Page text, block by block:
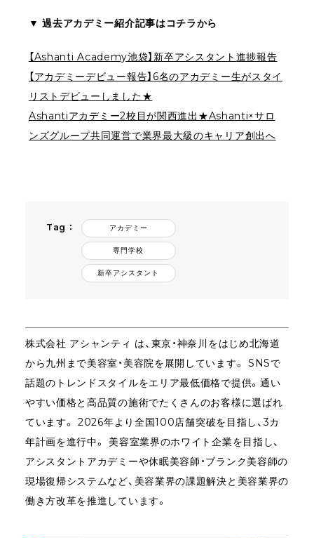
▼ 過去アカデミー紹介記事はコチラから
【Ashanti Academy池袋】新卒アシスタント進捗報告
【アカデミーデビュー報告】6名のアカデミー生がスタイ
リストデビューしました★
Ashantiアカデミー2校目が関西進出★Ashanti×サロ
ンズグループ共同運営で業界最大級のキャリア創出へ
Tag ： アカデミー
専門学校
新卒アシスタント
株式会社 アシャンティ は、東京・神奈川をはじめ北海道
から九州まで美容室・美容院を展開しています。 SNSで
話題のトレンドスタイルをエリア最低価格で提供。通い
やすい価格と高品質の施術でたくさんのお客様に選ばれ
ています。 2026年より全国100店舗突破を目指し、3カ
年計画を進行中。 美容室業界のホワイト企業を目指し、
アシスタントアカデミーや休眠美容師・ブランク美容師の
現場復帰システムなど、美容業界の課題解決と美容業界の
働き方改革を推進しています。